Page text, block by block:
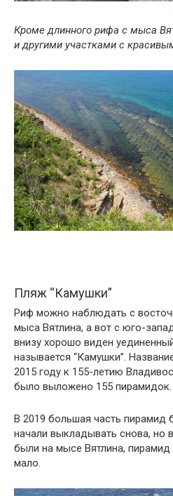
Кроме длинного рифа с мыса
и другими участками с
Пляж “Камушки”
Риф можно наблюдать с
мыса Вятлина, а вот с юго-
внизу хорошо виден
называется “Камушки”.
2015 году к 155-летию
было выложено 155 пирамидок.
В 2019 большая часть пирамид
начали выкладывать снова, но
были на мысе Вятлина,
мало.